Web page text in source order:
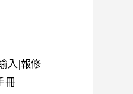
入|報修
冊